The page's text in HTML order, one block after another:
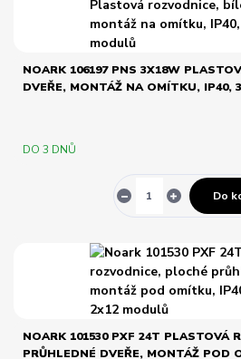
NOARK 106197 PNS 3X18W
DVEŘE, MONTÁŽ NA OMÍTKU, IP40,
DO 3 DNŮ
Do
NOARK 101530 PXF 24T PLASTOVÁ
PRŮHLEDNÉ DVEŘE, MONTÁŽ POD